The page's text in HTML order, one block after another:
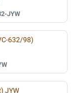
JYW
632/98)
JYW